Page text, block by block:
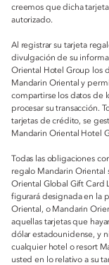
creemos que dicha
autorizado.
Al registrar su tarjeta
divulgación de su
Oriental Hotel Group los
Mandarin Oriental y
compartirse los datos de
procesar su transacción.
tarjetas de crédito, se
Mandarin Oriental Hotel
Todas las obligaciones
regalo Mandarin Oriental
Oriental Global Gift Card
figurará designada en la
Oriental, o Mandarin
aquellas tarjetas que
dólar estadounidense, y
cualquier hotel o resort
usted en lo relativo a su